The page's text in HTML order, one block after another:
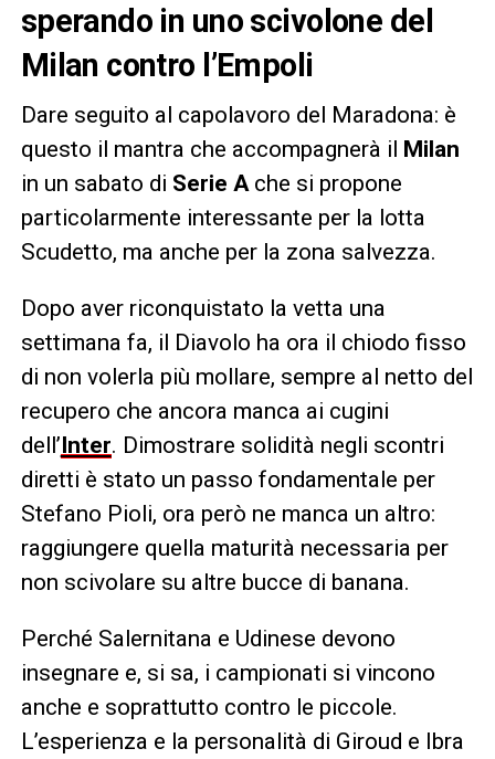
sperando in uno scivolone del
Milan contro l’Empoli
Dare seguito al capolavoro del Maradona: è
questo il mantra che accompagnerà il Milan
in un sabato di Serie Ache si propone
particolarmente interessante per la lotta
Scudetto, ma anche per la zona salvezza.
Dopo aver riconquistato la vetta una
settimana fa, il Diavolo ha ora il chiodo fisso
di non volerla più mollare, sempre al netto del
recupero che ancora manca ai cugini
dell’Inter. Dimostrare solidità negli scontri
diretti è stato un passo fondamentale per
Stefano Pioli, ora però ne manca un altro:
raggiungere quella maturità necessaria per
non scivolare su altre bucce di banana.
Perché Salernitana e Udinese devono
insegnare e, si sa, i campionati si vincono
anche e soprattutto contro le piccole.
L’esperienza e la personalità di Giroud e Ibra